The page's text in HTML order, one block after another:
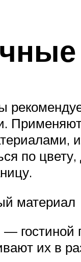
по
материал
—
их в